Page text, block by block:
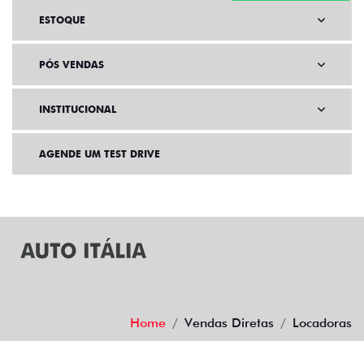
ESTOQUE
PÓS VENDAS
INSTITUCIONAL
AGENDE UM TEST DRIVE
Home Vendas Diretas Locadoras